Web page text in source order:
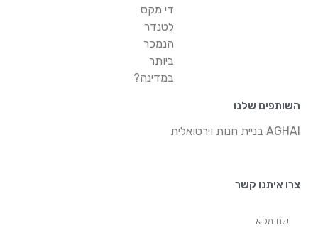
די מקס
לטנדר
הנמכר
ביותר
במדינה?
השותפים שלנו
AGHAI בניית חנות וירטואלית
צרו איתנו קשר